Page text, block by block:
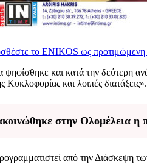
το ENIKOS ως
ψηφίσθηκε και κατά την δεύτερη
Κυκλοφορίας και λοιπές διατάξεις».
στην Ολομέλεια η
από την Διάσκεψη